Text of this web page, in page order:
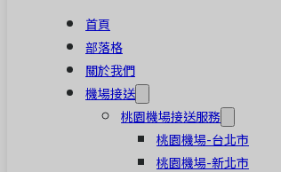
首頁
部落格
關於我們
機場接送
桃園機場接送服務
桃園機場-台北市
桃園機場-新北市